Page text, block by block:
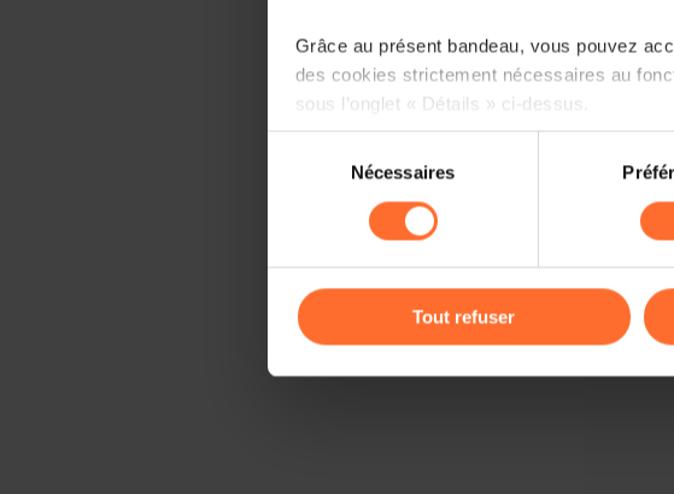
Grâce au présent bandeau, vous pouvez
des cookies strictement nécessaires au
sous l’onglet « Détails » ci-dessus.
Il est précisé que la navigation sur le site
cas de refus de tous les cookies ou des
gauche de chaque page.
consentement
Nécessaires
Tout refuser